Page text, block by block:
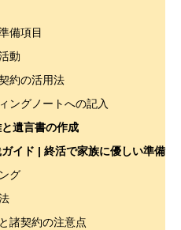
備項目
動
約の活用法
ングノートへの記入
遺言書の作成
イド | 終活で家族に優しい準備
グ
諸契約の注意点